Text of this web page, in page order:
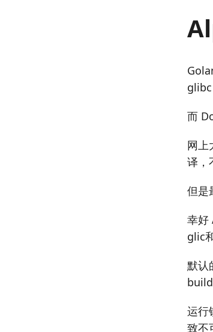
glibc
而
网上
译，
但是
幸好
glic
默认
运行
致不